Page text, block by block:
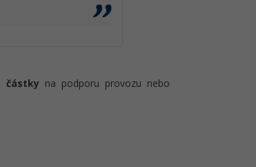
částky na podporu provozu nebo